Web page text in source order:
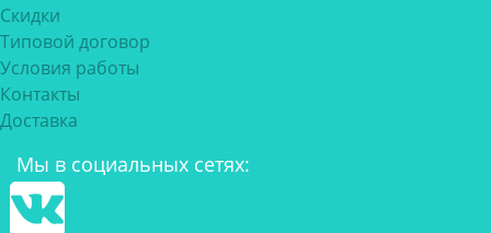
Скидки
Типовой договор
Условия работы
Контакты
Доставка
Мы в социальных сетях: